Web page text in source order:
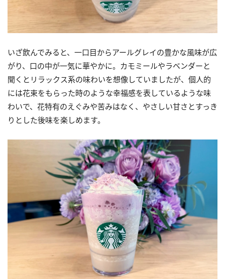
いざ飲んでみると、一口目からアールグレイの豊かな風味が広
がり、口の中が一気に華やかに。カモミールやラベンダーと
聞くとリラックス系の味わいを想像していましたが、個人的
には花束をもらった時のような幸福感を表しているような味
わいで、花特有のえぐみや苦みはなく、やさしい甘さとすっき
りとした後味を楽しめます。